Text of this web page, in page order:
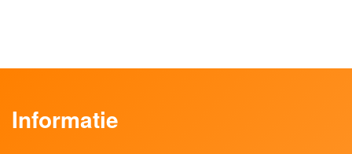
Informatie